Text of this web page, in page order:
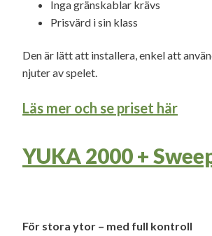
Inga gränskablar krävs
Prisvärd i sin klass
Den är lätt att installera, enkel att
njuter av spelet.
Läs mer och se priset här
YUKA 2000 +
För stora ytor – med full kontroll